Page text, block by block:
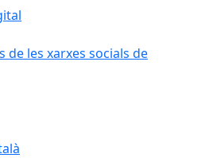
de les xarxes socials de